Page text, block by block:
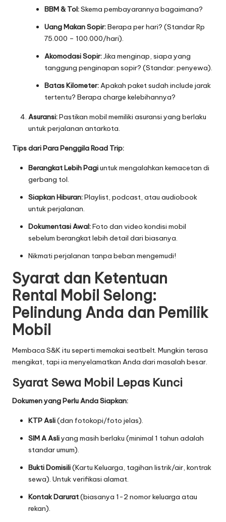
BBM & Tol:Skema pembayarannya bagaimana?
Uang Makan Sopir:Berapa per hari? (Standar Rp
75.000 – 100.000/hari).
Akomodasi Sopir:Jika menginap, siapa yang
tanggung penginapan sopir? (Standar: penyewa).
Batas Kilometer:Apakah paket sudah include jarak
tertentu? Berapa charge kelebihannya?
Asuransi:Pastikan mobil memiliki asuransi yang berlaku
untuk perjalanan antarkota.
Tips dari Para Penggila Road Trip:
Berangkat Lebih Pagiuntuk mengalahkan kemacetan di
gerbang tol.
Siapkan Hiburan:Playlist, podcast, atau audiobook
untuk perjalanan.
Dokumentasi Awal:Foto dan video kondisi mobil
sebelum berangkat lebih detail dari biasanya.
Nikmati perjalanan tanpa beban mengemudi!
Syarat dan Ketentuan
Rental Mobil Selong:
Pelindung Anda dan Pemilik
Mobil
Membaca S&K itu seperti memakai seatbelt. Mungkin terasa
mengikat, tapi ia menyelamatkan Anda dari masalah besar.
Syarat Sewa Mobil Lepas Kunci
Dokumen yang Perlu Anda Siapkan:
KTP Asli(dan fotokopi/foto jelas).
SIM A Asliyang masih berlaku (minimal 1 tahun adalah
standar umum).
Bukti Domisili(Kartu Keluarga, tagihan listrik/air, kontrak
sewa). Untuk verifikasi alamat.
Kontak Darurat(biasanya 1-2 nomor keluarga atau
rekan).